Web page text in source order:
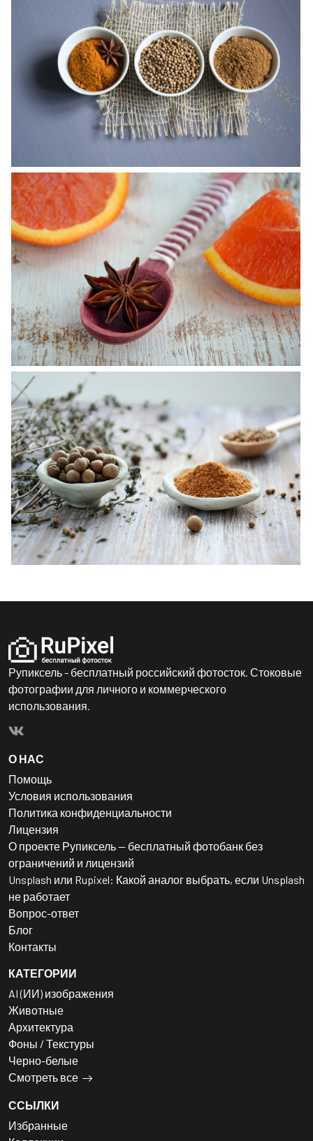
Рупиксель - бесплатный российский фотосток. Стоковые
фотографии для личного и коммерческого
использования.
О НАС
Помощь
Условия использования
Политика конфиденциальности
Лицензия
О проекте Рупиксель — бесплатный фотобанк без
ограничений и лицензий
Unsplash или Rupixel: Какой аналог выбрать, если Unsplash
не работает
Вопрос-ответ
Блог
Контакты
КАТЕГОРИИ
AI (ИИ) изображения
Животные
Архитектура
Фоны / Текстуры
Черно-белые
Смотреть все
ССЫЛКИ
Избранные